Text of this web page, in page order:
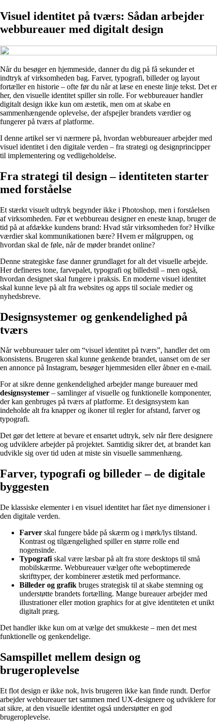
Visuel identitet på tværs: Sådan arbejder
webbureauer med digitalt design
Når du besøger en hjemmeside, danner du dig på få sekunder et
indtryk af virksomheden bag. Farver, typografi, billeder og layout
fortæller en historie – ofte før du når at læse en eneste linje tekst. Det er
her, den visuelle identitet spiller sin rolle. For webbureauer handler
digitalt design ikke kun om æstetik, men om at skabe en
sammenhængende oplevelse, der afspejler brandets værdier og
fungerer på tværs af platforme.
I denne artikel ser vi nærmere på, hvordan webbureauer arbejder med
visuel identitet i den digitale verden – fra strategi og designprincipper
til implementering og vedligeholdelse.
Fra strategi til design – identiteten starter
med forståelse
Et stærkt visuelt udtryk begynder ikke i Photoshop, men i forståelsen
af virksomheden. Før et webbureau designer en eneste knap, bruger de
tid på at afdække kundens brand: Hvad står virksomheden for? Hvilke
værdier skal kommunikationen bære? Hvem er målgruppen, og
hvordan skal de føle, når de møder brandet online?
Denne strategiske fase danner grundlaget for alt det visuelle arbejde.
Her defineres tone, farvepalet, typografi og billedstil – men også,
hvordan designet skal fungere i praksis. En moderne visuel identitet
skal kunne leve på alt fra websites og apps til sociale medier og
nyhedsbreve.
Designsystemer og genkendelighed på
tværs
Når webbureauer taler om “visuel identitet på tværs”, handler det om
konsistens. Brugeren skal kunne genkende brandet, uanset om de ser
en annonce på Instagram, besøger hjemmesiden eller åbner en e-mail.
For at sikre denne genkendelighed arbejder mange bureauer med
designsystemer – samlinger af visuelle og funktionelle komponenter,
der kan genbruges på tværs af platforme. Et designsystem kan
indeholde alt fra knapper og ikoner til regler for afstand, farver og
typografi.
Det gør det lettere at bevare et ensartet udtryk, selv når flere designere
og udviklere arbejder på projektet. Samtidig sikrer det, at brandet kan
udvikle sig over tid uden at miste sin visuelle sammenhæng.
Farver, typografi og billeder – de digitale
byggesten
De klassiske elementer i en visuel identitet har fået nye dimensioner i
den digitale verden.
Farver skal fungere både på skærm og i mørk/lys tilstand.
Kontrast og tilgængelighed spiller en større rolle end
nogensinde.
Typografi skal være læsbar på alt fra store desktops til små
mobilskærme. Webbureauer vælger ofte weboptimerede
skrifttyper, der kombinerer æstetik med performance.
Billeder og grafik bruges strategisk til at skabe stemning og
understøtte brandets fortælling. Mange bureauer arbejder med
illustrationer eller motion graphics for at give identiteten et unikt
digitalt præg.
Det handler ikke kun om at vælge det smukkeste – men det mest
funktionelle og genkendelige.
Samspillet mellem design og
brugeroplevelse
Et flot design er ikke nok, hvis brugeren ikke kan finde rundt. Derfor
arbejder webbureauer tæt sammen med UX-designere og udviklere for
at sikre, at den visuelle identitet også understøtter en god
brugeroplevelse.